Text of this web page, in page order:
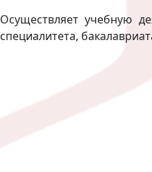
Осуществляет учебную
специалитета,